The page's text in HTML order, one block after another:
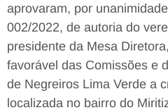
aprovaram, por
002/2022, de autoria do
presidente da Mesa
favorável das Comissões e
de Negreiros Lima Verde a
localizada no bairro do